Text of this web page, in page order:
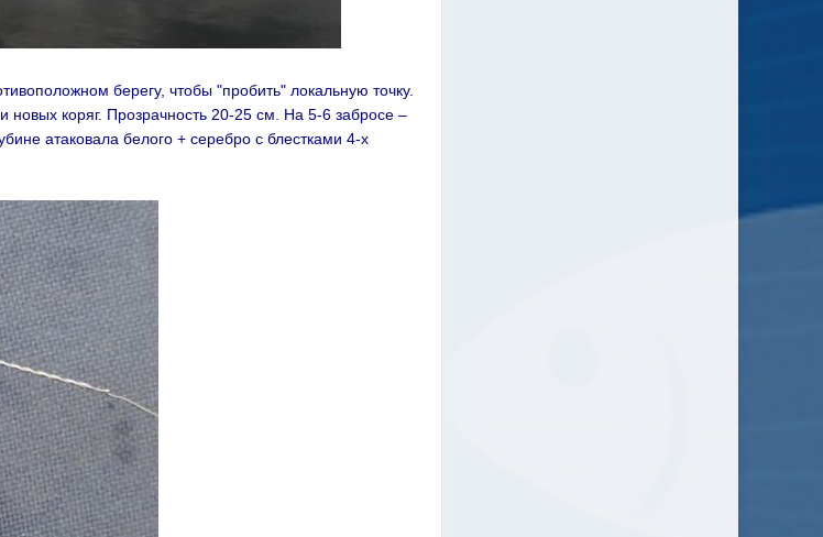
берегу, чтобы "пробить" локальную точку.
новых коряг. Прозрачность 20-25 см. На 5-6 забросе –
атаковала белого + серебро с блестками 4-х